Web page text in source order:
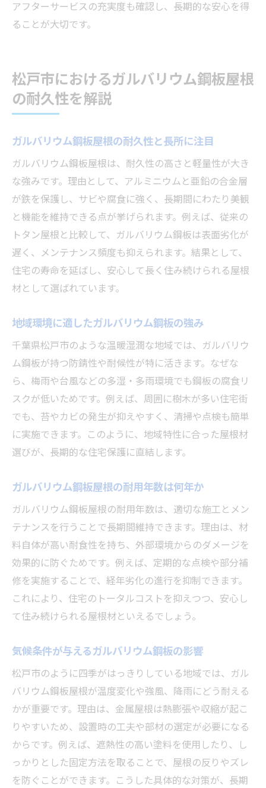
施工後の満足度を高めるポイント解説
納得できるリフォームの実践的アドバイス
アフターサービスの充実度も確認し、長期的な安心を得
ることが大切です。
松戸市におけるガルバリウム鋼板屋根
の耐久性を解説
ガルバリウム鋼板屋根の耐久性と長所に注目
ガルバリウム鋼板屋根は、耐久性の高さと軽量性が大き
な強みです。理由として、アルミニウムと亜鉛の合金層
が鉄を保護し、サビや腐食に強く、長期間にわたり美観
と機能を維持できる点が挙げられます。例えば、従来の
トタン屋根と比較して、ガルバリウム鋼板は表面劣化が
遅く、メンテナンス頻度も抑えられます。結果として、
住宅の寿命を延ばし、安心して長く住み続けられる屋根
材として選ばれています。
地域環境に適したガルバリウム鋼板の強み
千葉県松戸市のような温暖湿潤な地域では、ガルバリウ
ム鋼板が持つ防錆性や耐候性が特に活きます。なぜな
ら、梅雨や台風などの多湿・多雨環境でも鋼板の腐食リ
スクが低いためです。例えば、周囲に樹木が多い住宅街
でも、苔やカビの発生が抑えやすく、清掃や点検も簡単
に実施できます。このように、地域特性に合った屋根材
選びが、長期的な住宅保護に直結します。
ガルバリウム鋼板屋根の耐用年数は何年か
ガルバリウム鋼板屋根の耐用年数は、適切な施工とメン
テナンスを行うことで長期間維持できます。理由は、材
料自体が高い耐食性を持ち、外部環境からのダメージを
効果的に防ぐためです。例えば、定期的な点検や部分補
修を実施することで、経年劣化の進行を抑制できます。
これにより、住宅のトータルコストを抑えつつ、安心し
て住み続けられる屋根材といえるでしょう。
気候条件が与えるガルバリウム鋼板の影響
松戸市のように四季がはっきりしている地域では、ガル
バリウム鋼板屋根が温度変化や強風、降雨にどう耐える
かが重要です。理由は、金属屋根は熱膨張や収縮が起こ
りやすいため、設置時の工夫や部材の選定が必要になる
からです。例えば、遮熱性の高い塗料を使用したり、し
っかりとした固定方法を取ることで、屋根の反りやズレ
を防ぐことができます。こうした具体的な対策が、長期